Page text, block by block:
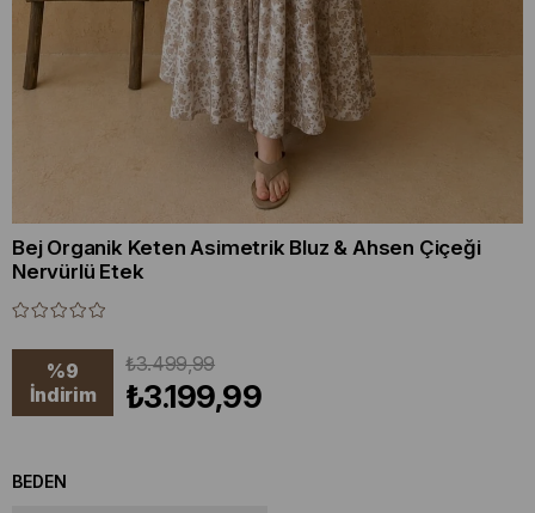
Bej Organik Keten Asimetrik Bluz & Ahsen Çiçeği
Nervürlü Etek
%9
İndirim
₺3.499,99
₺3.199,99
BEDEN